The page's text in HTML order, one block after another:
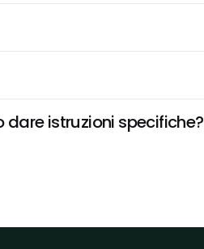
istruzioni specifiche?